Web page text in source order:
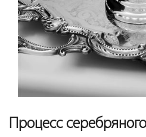
Процесс